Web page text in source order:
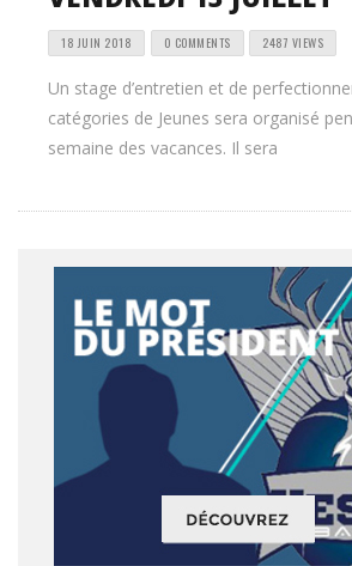
18 JUIN 2018 0 COMMENTS 2487 VIEWS
Un stage d’entretien et de
catégories de Jeunes sera organisé
semaine des vacances. Il sera